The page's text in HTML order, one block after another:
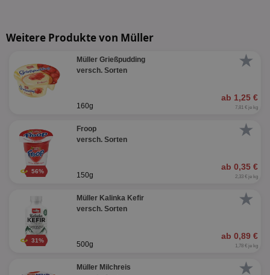
Weitere Produkte von Müller
★
Müller Grießpudding
versch. Sorten
ab 1,25 €
160g 7,81 € je kg
★
56%
Froop
versch. Sorten
ab 0,35 €
150g 2,33 € je kg
★
31%
Müller Kalinka Kefir
versch. Sorten
ab 0,89 €
500g 1,78 € je kg
★
Müller Milchreis